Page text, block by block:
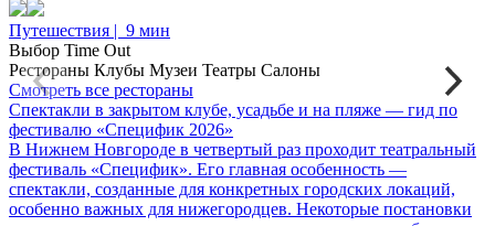
Путешествия | 9 мин
Выбор Time Out
Рестораны Клубы Музеи Театры Салоны
LEO
европейскаяитальянскаяпаназиатская
Как проехать
Сплетни by Anna Asti
Как проехать
ZORKA Terrace & Bar
Тенили
грузинскаякавказская
Как проехать
Смотреть все рестораны
Спектакли в закрытом клубе, усадьбе и на пляже — гид по
фестивалю «Специфик 2026»
В Нижнем Новгороде в четвертый раз проходит театральный
фестиваль «Специфик». Его главная особенность —
спектакли, созданные для конкретных городских локаций,
особенно важных для нижегородцев. Некоторые постановки